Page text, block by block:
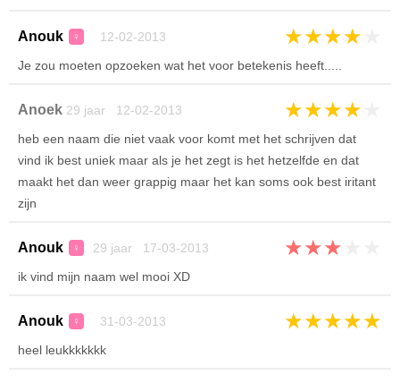
Anouk ♀ 12-02-2013 ★★★★
Je zou moeten opzoeken wat het voor betekenis heeft.....
Anoek 29 jaar 12-02-2013 ★★★★
heb een naam die niet vaak voor komt met het schrijven dat
vind ik best uniek maar als je het zegt is het hetzelfde en dat
maakt het dan weer grappig maar het kan soms ook best iritant
zijn
Anouk ♀ 29 jaar 17-03-2013 ★★★
ik vind mijn naam wel mooi XD
Anouk ♀ 31-03-2013 ★★★★★
heel leukkkkkkk